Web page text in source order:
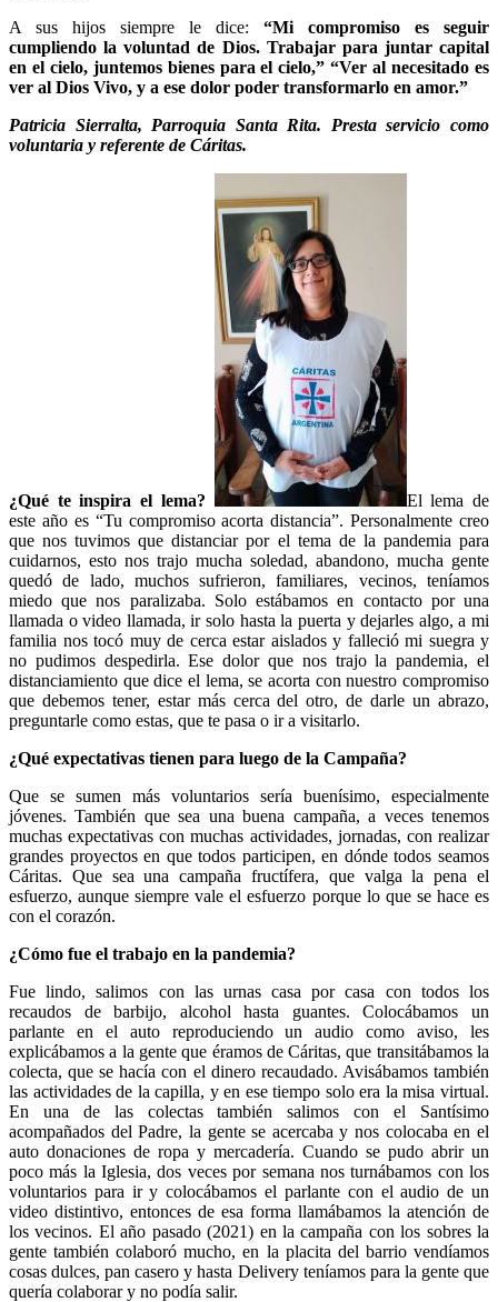
A sus hijos siempre le dice: “Mi compromiso es seguir
cumpliendo la voluntad de Dios. Trabajar para juntar capital
en el cielo, juntemos bienes para el cielo,” “Ver al necesitado es
ver al Dios Vivo, y a ese dolor poder transformarlo en amor.”
Patricia Sierralta, Parroquia Santa Rita. Presta servicio como
voluntaria y referente de Cáritas.
¿Qué te inspira el lema?
El lema de
este año es “Tu compromiso acorta distancia”. Personalmente creo
que nos tuvimos que distanciar por el tema de la pandemia para
cuidarnos, esto nos trajo mucha soledad, abandono, mucha gente
quedó de lado, muchos sufrieron, familiares, vecinos, teníamos
miedo que nos paralizaba. Solo estábamos en contacto por una
llamada o video llamada, ir solo hasta la puerta y dejarles algo, a mi
familia nos tocó muy de cerca estar aislados y falleció mi suegra y
no pudimos despedirla. Ese dolor que nos trajo la pandemia, el
distanciamiento que dice el lema, se acorta con nuestro compromiso
que debemos tener, estar más cerca del otro, de darle un abrazo,
preguntarle como estas, que te pasa o ir a visitarlo.
¿Qué expectativas tienen para luego de la Campaña?
Que se sumen más voluntarios sería buenísimo, especialmente
jóvenes. También que sea una buena campaña, a veces tenemos
muchas expectativas con muchas actividades, jornadas, con realizar
grandes proyectos en que todos participen, en dónde todos seamos
Cáritas. Que sea una campaña fructífera, que valga la pena el
esfuerzo, aunque siempre vale el esfuerzo porque lo que se hace es
con el corazón.
¿Cómo fue el trabajo en la pandemia?
Fue lindo, salimos con las urnas casa por casa con todos los
recaudos de barbijo, alcohol hasta guantes. Colocábamos un
parlante en el auto reproduciendo un audio como aviso, les
explicábamos a la gente que éramos de Cáritas, que transitábamos la
colecta, que se hacía con el dinero recaudado. Avisábamos también
las actividades de la capilla, y en ese tiempo solo era la misa virtual.
En una de las colectas también salimos con el Santísimo
acompañados del Padre, la gente se acercaba y nos colocaba en el
auto donaciones de ropa y mercadería. Cuando se pudo abrir un
poco más la Iglesia, dos veces por semana nos turnábamos con los
voluntarios para ir y colocábamos el parlante con el audio de un
video distintivo, entonces de esa forma llamábamos la atención de
los vecinos. El año pasado (2021) en la campaña con los sobres la
gente también colaboró mucho, en la placita del barrio vendíamos
cosas dulces, pan casero y hasta Delivery teníamos para la gente que
quería colaborar y no podía salir.